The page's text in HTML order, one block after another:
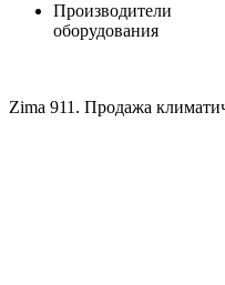
Производители
оборудования
Zima 911. Продажа